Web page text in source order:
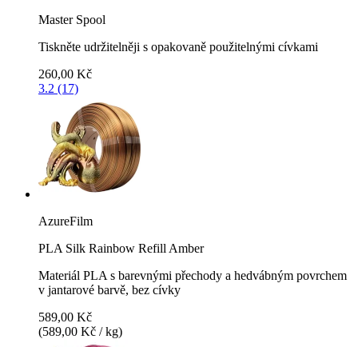
Master Spool
Tiskněte udržitelněji s opakovaně použitelnými cívkami
260,00 Kč
3.2 (17)
AzureFilm
PLA Silk Rainbow Refill Amber
Materiál PLA s barevnými přechody a hedvábným povrchem
v jantarové barvě, bez cívky
589,00 Kč
(589,00 Kč / kg)